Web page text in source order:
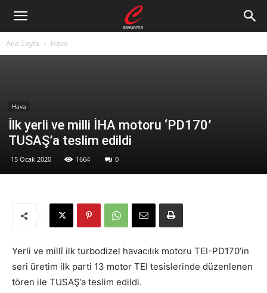
Ana Sayfa Hava
Hava
İlk yerli ve milli İHA motoru ‘PD170’
TUSAŞ’a teslim edildi
15 Ocak 2020 1664 0
Yerli ve millî ilk turbodizel havacılık motoru TEI-PD170’in
seri üretim ilk parti 13 motor TEI tesislerinde düzenlenen
tören ile TUSAŞ’a teslim edildi.